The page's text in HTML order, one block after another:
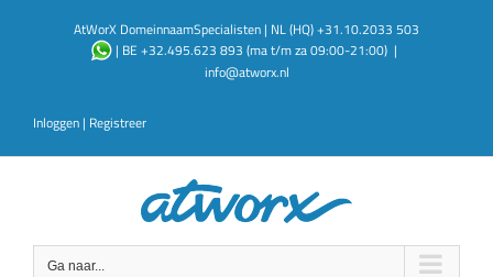
AtWorX DomeinnaamSpecialisten | NL (HQ) +31.10.2033 503
| BE +32.495.623 893 (ma t/m za 09:00-21:00) |
info@atworx.nl
Inloggen | Registreer
Ga naar...